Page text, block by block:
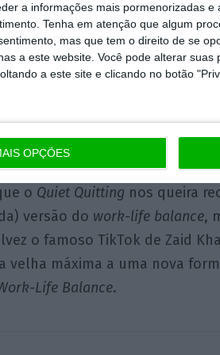
a informações mais pormenorizadas
Tenha em atenção que algum
mas que tem o direito de se
a este website. Você pode alterar
a este site e clicando no botão
OPÇÕES
reduzida ao estrito
com esta ideia, mas na
Impõe-se uma velha máxima
o Quiet Quitting nos queira
versão do work-life balance,
o famoso TikTok de Zaid
velha máxima a uma nova
Life Balance.